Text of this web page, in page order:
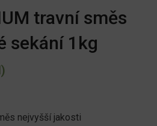
travní směs
sekání 1kg
nejvyšší jakosti